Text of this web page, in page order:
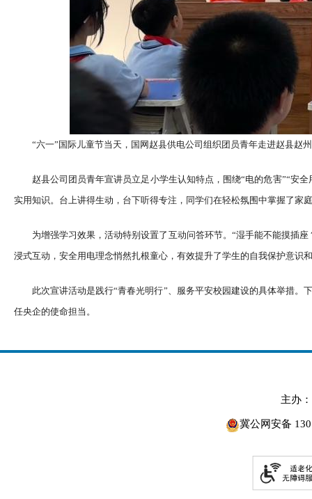
“六一”国际儿童节当天，国网赵县供电公司组织团员青年走进赵县赵
赵县公司团员青年宣讲员立足小学生认知特点，围绕“电的危害”“安
实用知识。台上讲得生动，台下听得专注，同学们在轻松氛围中掌握了家
为增强学习效果，活动特别设置了互动问答环节。“湿手能不能摸插
浸式互动，安全用电理念悄然扎根童心，有效提升了学生的自我保护意识
此次宣讲活动是践行“青春光明行”、服务平安校园建设的具体举措
任央企的使命担当。